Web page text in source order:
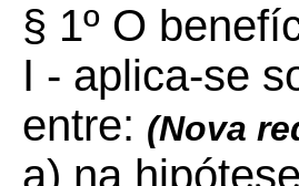
§ 1º O
I - aplica-se
entre: (Nova
a) na